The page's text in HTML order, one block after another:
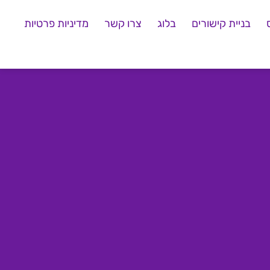
בניית קישורים בלוג צרו קשר מדיניות פרטיות